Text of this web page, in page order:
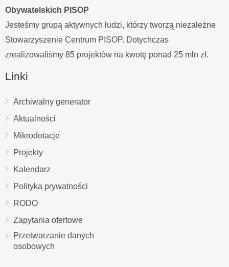
Obywatelskich PISOP
Jesteśmy grupą aktywnych ludzi, którzy tworzą niezależne
Stowarzyszenie Centrum PISOP. Dotychczas
zrealizowaliśmy 85 projektów na kwotę ponad 25 mln zł.
Linki
Archiwalny generator
Aktualności
Mikrodotacje
Projekty
Kalendarz
Polityka prywatności
RODO
Zapytania ofertowe
Przetwarzanie danych
osobowych